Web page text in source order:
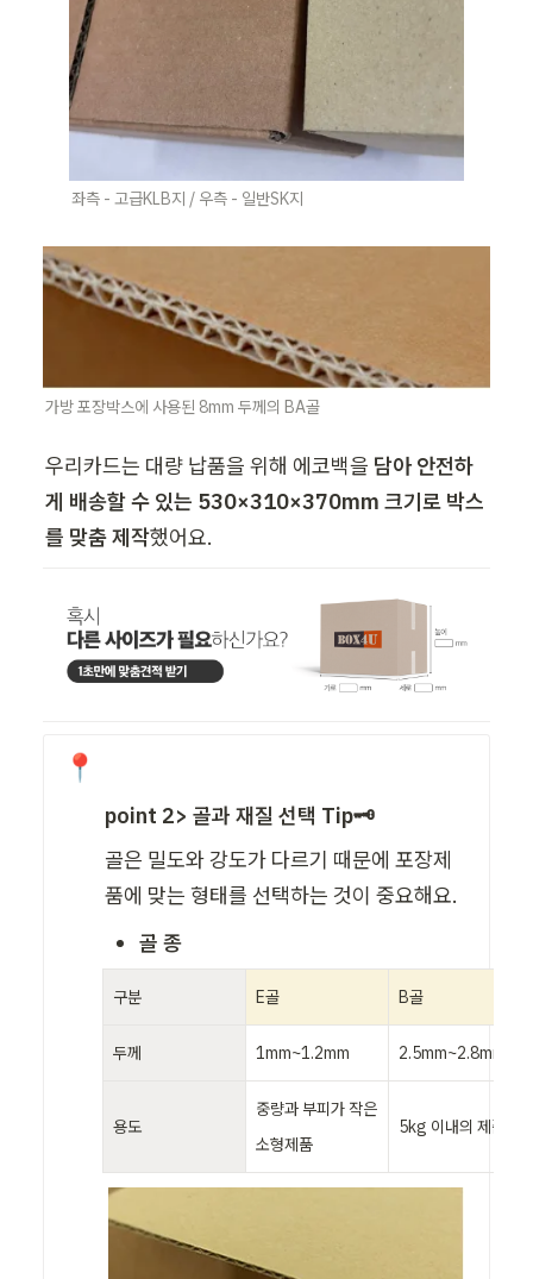
좌측 - 고급KLB지 / 우측 - 일반SK지
가방 포장박스에 사용된 8mm 두께의 BA골
우리카드는 대량 납품을 위해 에코백을 담아 안전하
게 배송할 수 있는 530×310×370mm 크기로 박스
를 맞춤 제작했어요.
📍
point 2> 골과 재질 선택 Tip🗝️
골은 밀도와 강도가 다르기 때문에 포장제
품에 맞는 형태를 선택하는 것이 중요해요.
골 종
구분 E골 B골
두께 1mm~1.2mm 2.5mm~2.8mm
용도
중량과 부피가 작은
소형제품
5kg 이내의 제품